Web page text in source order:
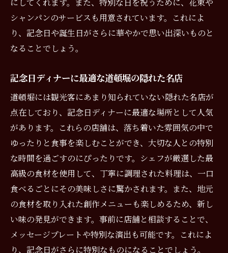
ストラン
道頓堀でのディナーが特別な理由とは
大阪市中央区の歴史と美食の関係
のおもてなし
記念日や誕生日を華やかに道頓堀のおすすめス
ポット
記念日ディナーにぴったりな道頓堀の景色
誕生日サプライズに最適な道頓堀のスポッ
ト紹介
道頓堀のロマンチックな夜景とディナー
華やかな記念日を演出する道頓堀のレスト
ラン
道頓堀で楽しむ特別なデザート
シャンパンのサービスも用意されています。これによ
り、記念日や誕生日がさらに華やかで思い出深いものと
なることでしょう。
記念日ディナーに最適な道頓堀の隠れた名店
道頓堀には観光客にあまり知られていない隠れた名店が
点在しており、記念日ディナーに最適な場所として人気
があります。これらの店舗は、落ち着いた雰囲気の中で
ゆったりと食事を楽しむことができ、大切な人との特別
な時間を過ごすのにぴったりです。シェフが厳選した最
高級の食材を使用して、丁寧に調理された料理は、一口
食べるごとにその美味しさに驚かされます。また、地元
の食材を取り入れた創作メニューも楽しめるため、新し
い味の発見ができます。事前に店舗と相談することで、
メッセージプレートや特別な演出も可能です。これによ
り、記念日がさらに特別なものになることでしょう。